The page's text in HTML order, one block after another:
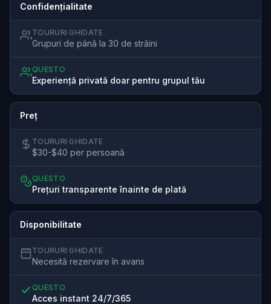
Confidențialitate
TOURURI GHIDATE
Grupuri de până la 30 de străini
QUESTO
Experiență privată doar pentru grupul tău
Preț
TOURURI GHIDATE
$30-$40 per persoană
QUESTO
Prețuri transparente înainte de plată
Disponibilitate
TOURURI GHIDATE
Necesită rezervare în avans
QUESTO
Acces instant 24/7/365